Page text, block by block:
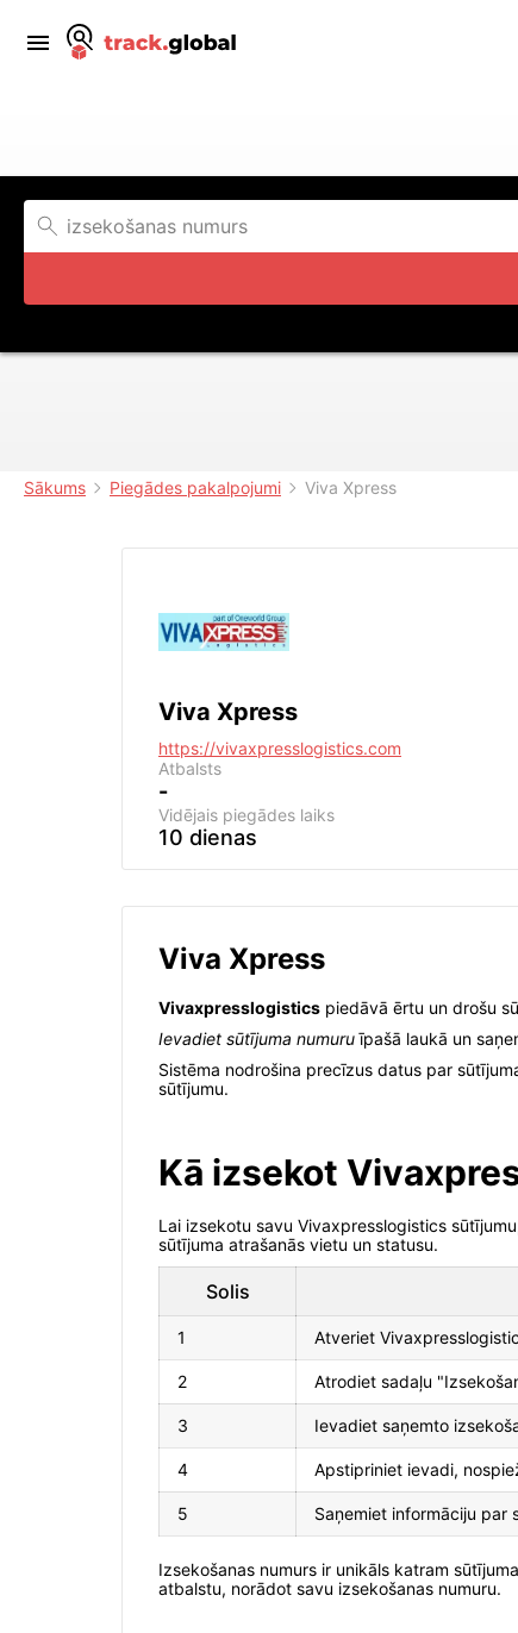
Sākums Piegādes pakalpojumi Viva Xpress
Viva Xpress
https://vivaxpresslogistics.com
Atbalsts
-
Vidējais piegādes laiks
10 dienas
Viva Xpress
Vivaxpresslogistics piedāvā ērtu un drošu
Ievadiet sūtījuma numuruīpašā laukā un
Sistēma nodrošina precīzus datus par
sūtījumu.
Kā izsekot
Lai izsekotu savu Vivaxpresslogistics
sūtījuma atrašanās vietu un statusu.
Solis
1 Atveriet
2 Atrodiet sadaļu
3 Ievadiet saņemto
4 Apstipriniet ievadi,
5 Saņemiet informāciju par
Izsekošanas numurs ir unikāls katram
atbalstu, norādot savu izsekošanas numuru.